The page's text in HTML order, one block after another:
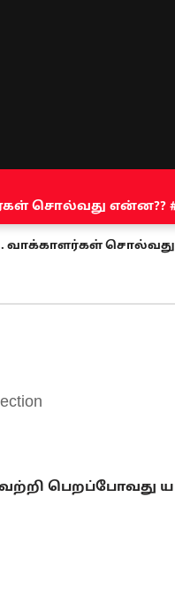
சொல்வது என்ன??
வாக்காளர்கள் சொல்வது
பெறப்போவது